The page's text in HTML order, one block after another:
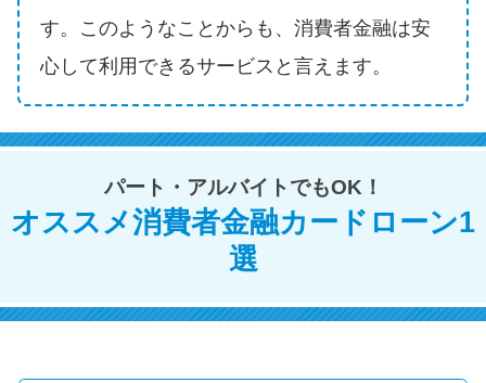
せ方法
す。このようなことからも、消費者金融は安
心して利用できるサービスと言えます。
パート・アルバイトでもOK！
オススメ消費者金融カードローン1
選